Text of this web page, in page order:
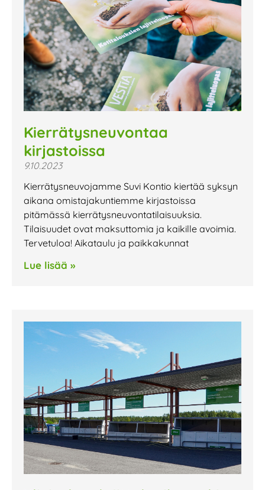
Kierrätysneuvontaa
kirjastoissa
9.10.2023
Kierrätysneuvojamme Suvi Kontio kiertää syksyn
aikana omistajakuntiemme kirjastoissa
pitämässä kierrätysneuvontatilaisuuksia.
Tilaisuudet ovat maksuttomia ja kaikille avoimia.
Tervetuloa! Aikataulu ja paikkakunnat
Lue lisää »